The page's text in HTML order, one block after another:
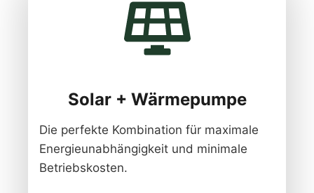
Solar + Wärmepumpe
Die perfekte Kombination für maximale
Energieunabhängigkeit und minimale
Betriebskosten.